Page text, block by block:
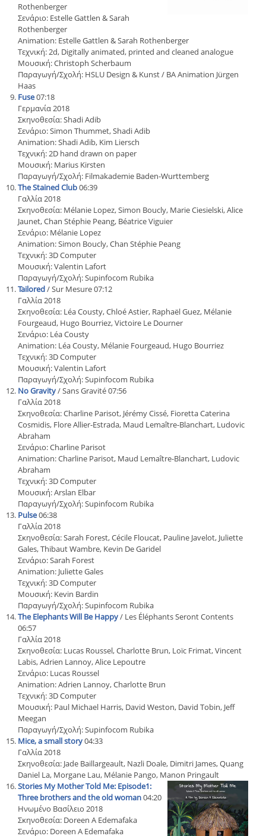
Rothenberger
Σενάριο: Estelle Gattlen & Sarah
Rothenberger
Animation: Estelle Gattlen & Sarah Rothenberger
Τεχνική: 2d, Digitally animated, printed and cleaned analogue
Μουσική: Christoph Scherbaum
Παραγωγή/Σχολή: HSLU Design & Kunst / BA Animation Jürgen
Haas
Fuse07:18
Γερμανία 2018
Σκηνοθεσία: Shadi Adib
Σενάριο: Simon Thummet, Shadi Adib
Animation: Shadi Adib, Kim Liersch
Τεχνική: 2D hand drawn on paper
Μουσική: Marius Kirsten
Παραγωγή/Σχολή: Filmakademie Baden-Wurttemberg
The Stained Club06:39
Γαλλία 2018
Σκηνοθεσία: Mélanie Lopez, Simon Boucly, Marie Ciesielski, Alice
Jaunet, Chan Stéphie Peang, Béatrice Viguier
Σενάριο: Mélanie Lopez
Animation: Simon Boucly, Chan Stéphie Peang
Τεχνική: 3D Computer
Μουσική: Valentin Lafort
Παραγωγή/Σχολή: Supinfocom Rubika
Tailored/ Sur Mesure 07:12
Γαλλία 2018
Σκηνοθεσία: Léa Cousty, Chloé Astier, Raphaël Guez, Mélanie
Fourgeaud, Hugo Bourriez, Victoire Le Dourner
Σενάριο: Léa Cousty
Animation: Léa Cousty, Mélanie Fourgeaud, Hugo Bourriez
Τεχνική: 3D Computer
Μουσική: Valentin Lafort
Παραγωγή/Σχολή: Supinfocom Rubika
No Gravity/ Sans Gravité 07:56
Γαλλία 2018
Σκηνοθεσία: Charline Parisot, Jérémy Cissé, Fioretta Caterina
Cosmidis, Flore Allier-Estrada, Maud Lemaître-Blanchart, Ludovic
Abraham
Σενάριο: Charline Parisot
Animation: Charline Parisot, Maud Lemaître-Blanchart, Ludovic
Abraham
Τεχνική: 3D Computer
Μουσική: Arslan Elbar
Παραγωγή/Σχολή: Supinfocom Rubika
Pulse06:38
Γαλλία 2018
Σκηνοθεσία: Sarah Forest, Cécile Floucat, Pauline Javelot, Juliette
Gales, Thibaut Wambre, Kevin De Garidel
Σενάριο: Sarah Forest
Animation: Juliette Gales
Τεχνική: 3D Computer
Μουσική: Kevin Bardin
Παραγωγή/Σχολή: Supinfocom Rubika
The Elephants Will Be Happy/ Les Éléphants Seront Contents
06:57
Γαλλία 2018
Σκηνοθεσία: Lucas Roussel, Charlotte Brun, Loïc Frimat, Vincent
Labis, Adrien Lannoy, Alice Lepoutre
Σενάριο: Lucas Roussel
Animation: Adrien Lannoy, Charlotte Brun
Τεχνική: 3D Computer
Μουσική: Paul Michael Harris, David Weston, David Tobin, Jeff
Meegan
Παραγωγή/Σχολή: Supinfocom Rubika
Mice, a small story04:33
Γαλλία 2018
Σκηνοθεσία: Jade Baillargeault, Nazli Doale, Dimitri James, Quang
Daniel La, Morgane Lau, Mélanie Pango, Manon Pringault
Stories My Mother Told Me: Episode1:
Three brothers and the old woman04:20
Ηνωμένο Βασίλειο 2018
Σκηνοθεσία: Doreen A Edemafaka
Σενάριο: Doreen A Edemafaka